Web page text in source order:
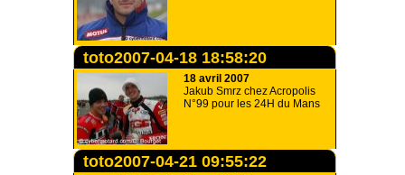
toto2007-04-18 18:58:20
18 avril 2007
Jakub Smrz chez Acropolis
N°99 pour les 24H du Mans
toto2007-04-21 09:55:22